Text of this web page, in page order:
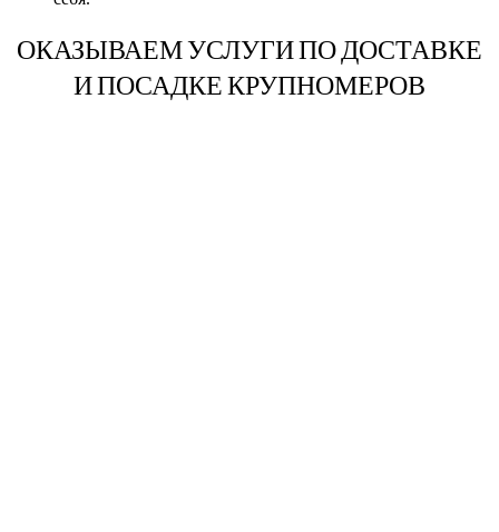
ОКАЗЫВАЕМ УСЛУГИ ПО ДОСТАВКЕ
И ПОСАДКЕ КРУПНОМЕРОВ